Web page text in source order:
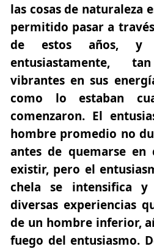
las cosas de naturaleza
permitido pasar a
de estos años, y
entusiastamente,
vibrantes en sus
como lo estaban
comenzaron. El
hombre promedio no
antes de quemarse en
existir, pero el
chela se intensifica
diversas experiencias
de un hombre inferior,
fuego del entusiasmo.